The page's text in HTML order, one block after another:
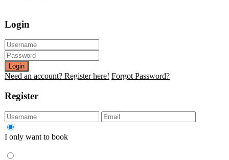
Login
Login
Need an account? Register here! Forgot Password?
Register
I only want to book